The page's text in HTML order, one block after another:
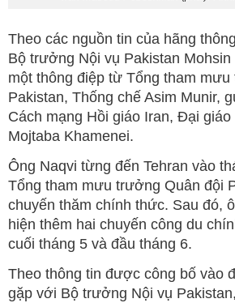
Theo các nguồn tin của hãng
Bộ trưởng Nội vụ Pakistan
một thông điệp từ Tổng tham
Pakistan, Thống chế Asim Munir,
Cách mạng Hồi giáo Iran, Đại giáo
Mojtaba Khamenei.
Ông Naqvi từng đến Tehran vào
Tổng tham mưu trưởng Quân đội
chuyến thăm chính thức. Sau đó,
hiện thêm hai chuyến công du
cuối tháng 5 và đầu tháng 6.
Theo thông tin được công bố vào
gặp với Bộ trưởng Nội vụ